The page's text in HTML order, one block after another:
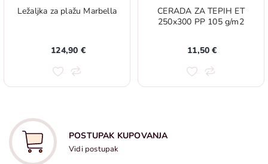
Ležaljka za plažu Marbella
124,90 €
CERADA ZA TEPIH ET
250x300 PP 105 g/m2
11,50 €
POSTUPAK KUPOVANJA
Vidi postupak